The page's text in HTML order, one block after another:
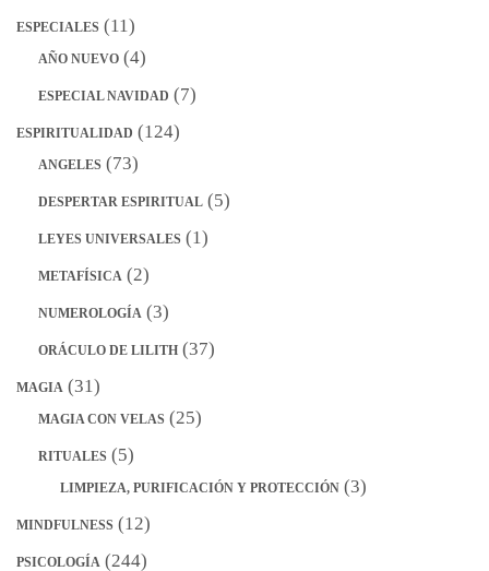
ESPECIALES (11)
AÑO NUEVO (4)
ESPECIAL NAVIDAD (7)
ESPIRITUALIDAD (124)
ANGELES (73)
DESPERTAR ESPIRITUAL (5)
LEYES UNIVERSALES (1)
METAFÍSICA (2)
NUMEROLOGÍA (3)
ORÁCULO DE LILITH (37)
MAGIA (31)
MAGIA CON VELAS (25)
RITUALES (5)
LIMPIEZA, PURIFICACIÓN Y PROTECCIÓN (3)
MINDFULNESS (12)
PSICOLOGÍA (244)